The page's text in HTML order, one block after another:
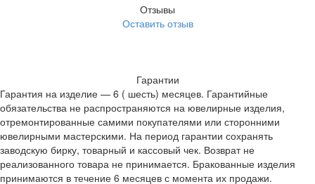
Отзывы
Оставить отзыв
Гарантии
Гарантия на изделие — 6 ( шесть) месяцев. Гарантийные
обязательства не распространяются на ювелирные изделия,
отремонтированные самими покупателями или сторонними
ювелирными мастерскими. На период гарантии сохранять
заводскую бирку, товарный и кассовый чек. Возврат не
реализованного товара не принимается. Бракованные изделия
принимаются в течение 6 месяцев с момента их продажи.